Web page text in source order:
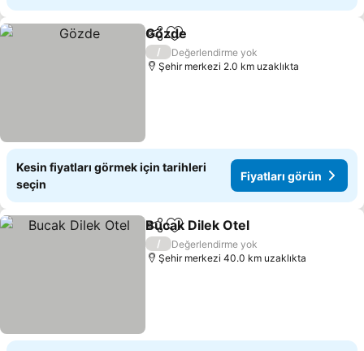
PaylaşFavorilerime ekle
Gözde
/
Değerlendirme yok
Şehir merkezi 2.0 km uzaklıkta
Kesin fiyatları görmek için tarihleri
seçin
Fiyatları görün
PaylaşFavorilerime ekle
Bucak Dilek Otel
/
Değerlendirme yok
Şehir merkezi 40.0 km uzaklıkta